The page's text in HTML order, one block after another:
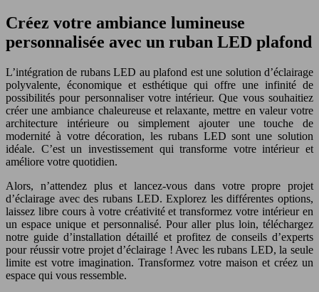
Créez votre ambiance lumineuse
personnalisée avec un ruban LED plafond
L’intégration de rubans LED au plafond est une solution d’éclairage
polyvalente, économique et esthétique qui offre une infinité de
possibilités pour personnaliser votre intérieur. Que vous souhaitiez
créer une ambiance chaleureuse et relaxante, mettre en valeur votre
architecture intérieure ou simplement ajouter une touche de
modernité à votre décoration, les rubans LED sont une solution
idéale. C’est un investissement qui transforme votre intérieur et
améliore votre quotidien.
Alors, n’attendez plus et lancez-vous dans votre propre projet
d’éclairage avec des rubans LED. Explorez les différentes options,
laissez libre cours à votre créativité et transformez votre intérieur en
un espace unique et personnalisé. Pour aller plus loin, téléchargez
notre guide d’installation détaillé et profitez de conseils d’experts
pour réussir votre projet d’éclairage ! Avec les rubans LED, la seule
limite est votre imagination. Transformez votre maison et créez un
espace qui vous ressemble.